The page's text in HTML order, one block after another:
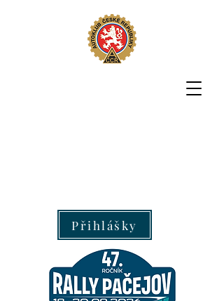
Přihlášky